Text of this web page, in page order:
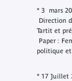
* 3 mars
Direction
Tartit et
Paper :
politique
* 17 Juillet